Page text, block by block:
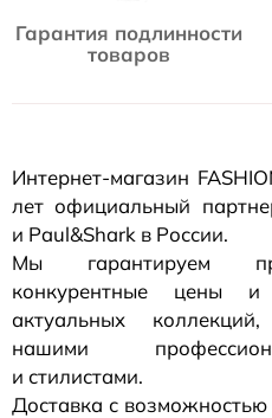
Гарантия подлинности
товаров
Интернет-магазин
лет официальный
и Paul&Shark в России.
Мы гарантируем
конкурентные цены и
актуальных
нашими
и стилистами.
Доставка с